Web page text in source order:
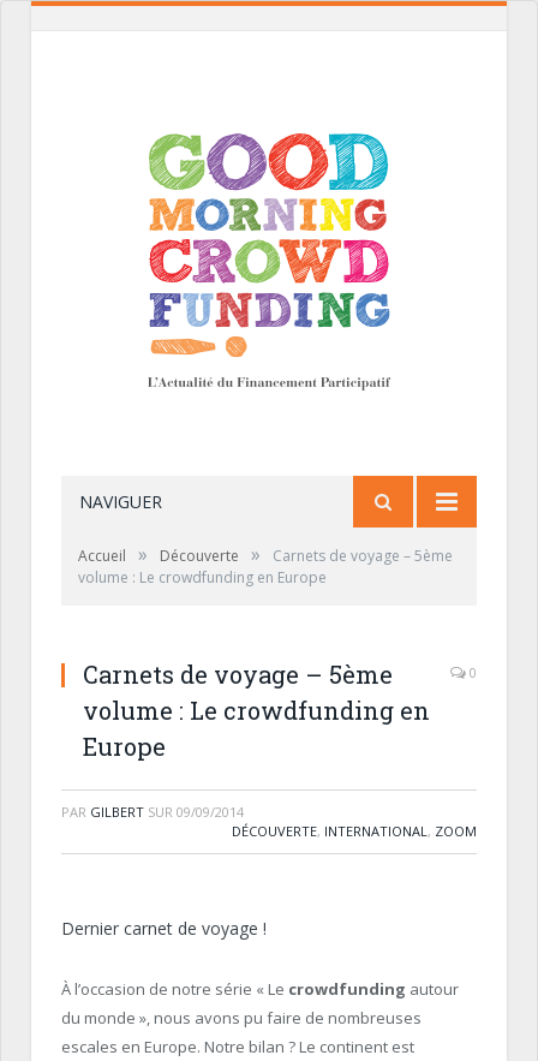
NAVIGUER
Accueil » Découverte »
Carnets de voyage – 5ème
volume : Le crowdfunding en Europe
Carnets de voyage – 5ème
volume : Le crowdfunding en
Europe
0
PAR GILBERT SUR 09/09/2014
DÉCOUVERTE, INTERNATIONAL, ZOOM
Dernier carnet de voyage !
À l’occasion de notre série « Le crowdfunding autour
du monde », nous avons pu faire de nombreuses
escales en Europe. Notre bilan ? Le continent est